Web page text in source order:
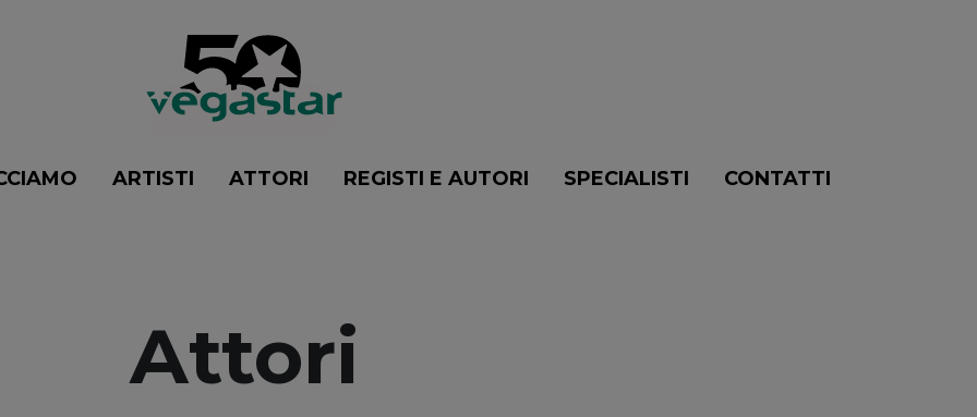
ARTISTI ATTORI REGISTI E AUTORI SPECIALISTI CONTATTI
Attori